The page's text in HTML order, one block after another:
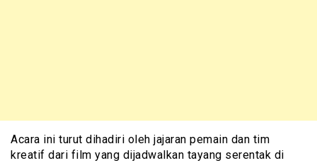
Acara ini turut dihadiri oleh jajaran pemain dan tim
kreatif dari film yang dijadwalkan tayang serentak di